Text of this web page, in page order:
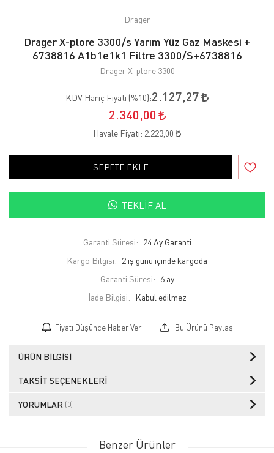
Dräger
Drager X-plore 3300/s Yarım Yüz Gaz Maskesi +
6738816 A1b1e1k1 Filtre 3300/S+6738816
Drager X-plore 3300
KDV Hariç Fiyatı (%10):2.127,27
2.340,00
Havale Fiyatı: 2.223,00
SEPETE EKLE
TEKLIF AL
Garanti Süresi: 24 Ay Garanti
Kargo Bilgisi: 2 iş günü içinde kargoda
Garanti Süresi: 6 ay
İade Bilgisi:
Fiyatı Düşünce Haber Ver Bu Ürünü Paylaş
ÜRÜN BILGISI
TAKSIT SEÇENEKLERI
YORUMLAR (0)
Benzer Ürünler